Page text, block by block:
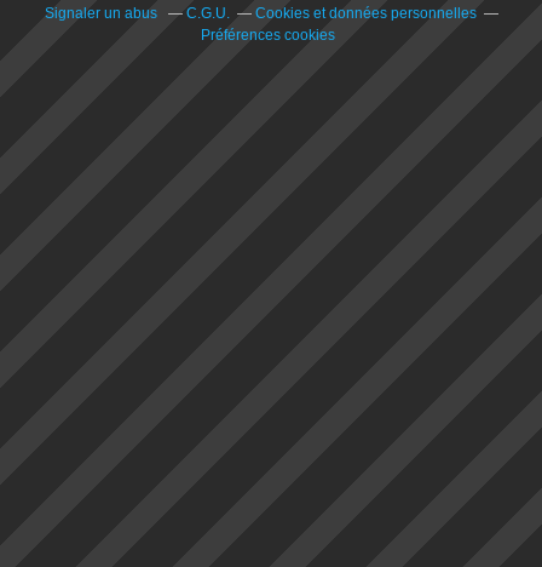
Signaler un abus C.G.U.
Cookies et données personnelles
Préférences cookies